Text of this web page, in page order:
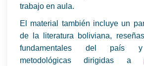
trabajo en aula.
El material también incluye un
de la literatura boliviana,
fundamentales del país y
metodológicas dirigidas a